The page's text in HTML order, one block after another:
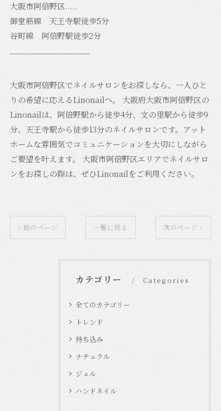
大阪市阿倍野区.....
御堂筋線 天王寺駅徒歩5分
谷町線 阿倍野駅徒歩2分
大阪市阿倍野区でネイルサロンをお探しなら、一人ひと
りの希望に応えるLinonailへ。 大阪府大阪市阿倍野区の
Linonailは、阿倍野駅から徒歩4分、文の里駅から徒歩9
分、天王寺駅から徒歩13分のネイルサロンです。アット
ホームな雰囲気でコミュニケーションを大切にしながら
ご要望を叶えます。 大阪市阿倍野区エリアでネイルサロ
ンをお探しの際は、ぜひLinonailをご利用ください。
< 前のページ 一覧に戻る 次のページ >
カテゴリー Categories
全てのカテゴリー
トレンド
持ち込み
ナチュラル
ジェル
ハンドネイル